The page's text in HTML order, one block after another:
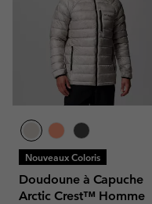
Nouveaux Coloris
Doudoune à Capuche
Arctic Crest™ Homme